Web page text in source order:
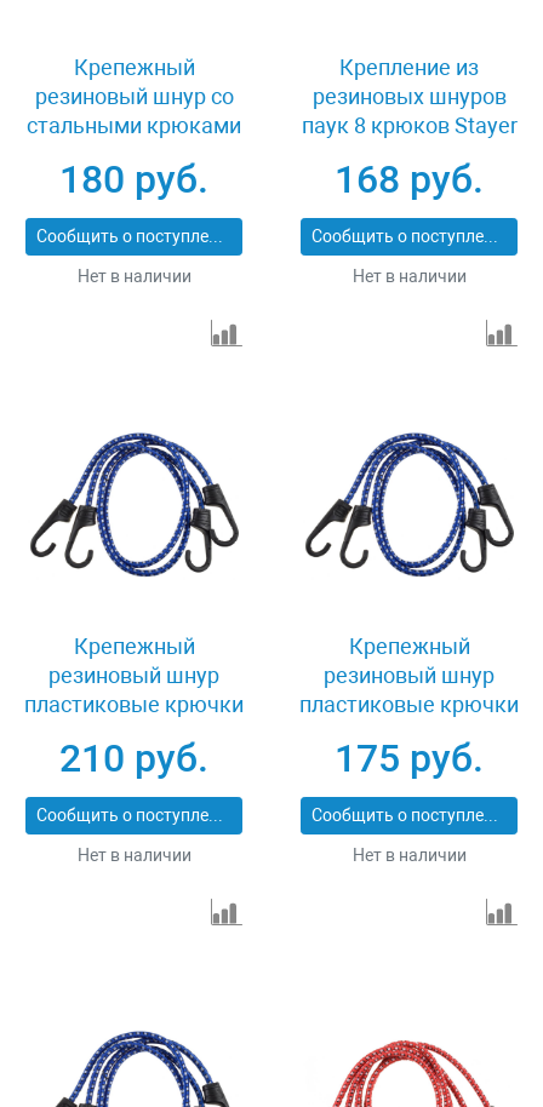
Крепежный
резиновый шнур со
стальными крюками
МАСТЕР 40507-080
180 руб.
Сообщить о поступлении
Нет в наличии
Крепление из
резиновых шнуров
паук 8 крюков Stayer
168 руб.
Сообщить о поступлении
Нет в наличии
Крепежный
резиновый шнур
пластиковые крючки
сердечником 120 см 2
шт Зубр ЭКСПЕРТ
40508-120
210 руб.
Сообщить о поступлении
Нет в наличии
Крепежный
резиновый шнур
пластиковые крючки
сердечником 80 см 2
шт Зубр ЭКСПЕРТ
40508-080
175 руб.
Сообщить о поступлении
Нет в наличии